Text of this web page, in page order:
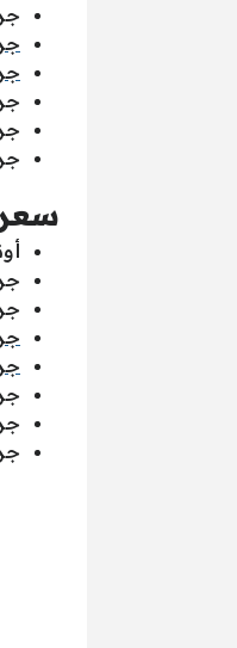
جرام الذهب
جرام الذهب
جرام الذهب
جرام الذهب
سعر
جرام الذهب
جرام الذهب
جرام الذهب
جرام الذهب
جرام الذهب